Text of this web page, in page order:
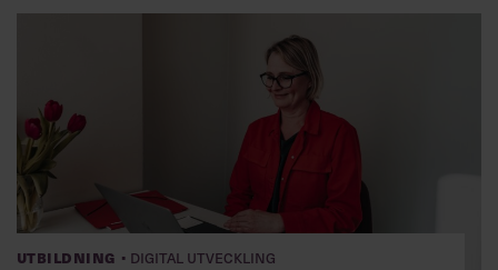
Utbildning · Digital utveckling